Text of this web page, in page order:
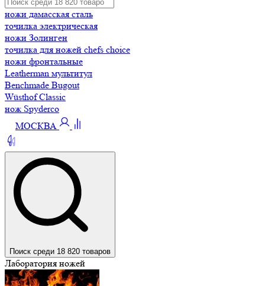
ножи дамасская сталь
точилка электрическая
ножи Золинген
точилка для ножей chefs choice
ножи фронтальные
Leatherman мультитул
Benchmade Bugout
Wüsthof Classic
нож Spyderco
МОСКВА
Поиск среди 18 820 товаров
Лаборатория ножей